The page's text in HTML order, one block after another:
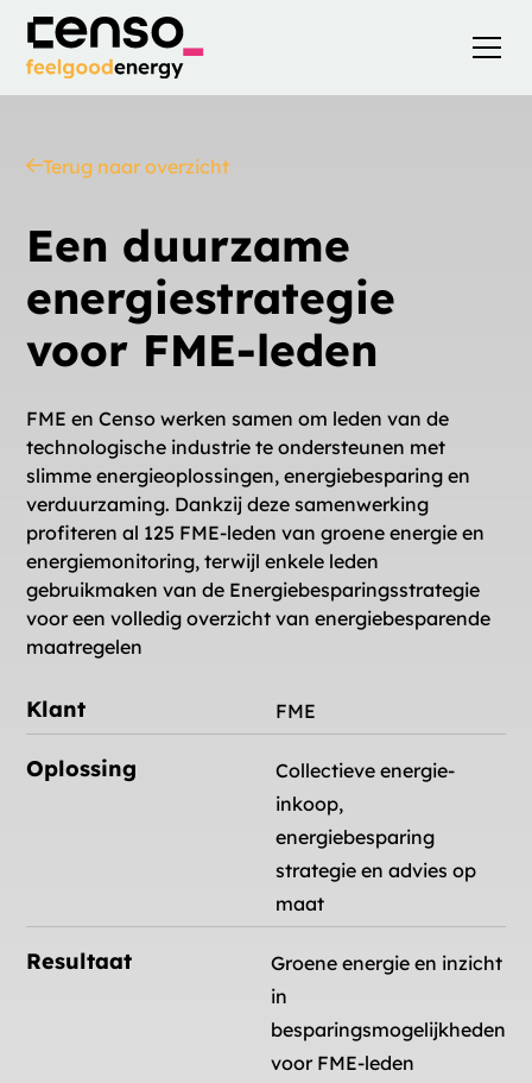
Terug naar overzicht
Een duurzame
energiestrategie
voor FME-leden
FME en Censo werken samen om leden van de
technologische industrie te ondersteunen met
slimme energieoplossingen, energiebesparing en
verduurzaming. Dankzij deze samenwerking
profiteren al 125 FME-leden van groene energie en
energiemonitoring, terwijl enkele leden
gebruikmaken van de Energiebesparingsstrategie
voor een volledig overzicht van energiebesparende
maatregelen
Klant FME
Oplossing
Collectieve energie-
inkoop,
energiebesparing
strategie en advies op
maat
Resultaat
Groene energie en inzicht
in
besparingsmogelijkheden
voor FME-leden